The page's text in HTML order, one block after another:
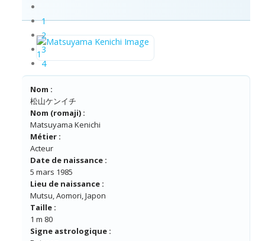
1
2
3
4
5
Nom :
松山ケンイチ
Nom (romaji) :
Matsuyama Kenichi
Métier :
Acteur
Date de naissance :
5 mars 1985
Lieu de naissance :
Mutsu, Aomori, Japon
Taille :
1 m 80
Signe astrologique :